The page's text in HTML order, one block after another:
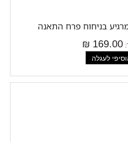
בניחוח פרח התאנה
169.00 ₪